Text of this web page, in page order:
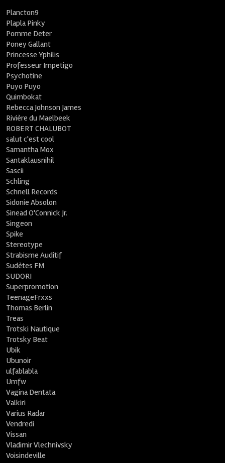
Plancton9
Plapla Pinky
Pomme Deter
Poney Gallant
Princesse Yphilis
Professeur Impetigo
Psychotine
Puyo Puyo
Quimbokat
Rebecca Johnson James
Rivière du Maelbeek
ROBERT CHALUBOT
salut c'est cool
Samantha Mox
Santaklausnihil
Sascii
Schling
Schnell Records
Sidonie Absolon
Sinead O'Connick Jr.
Singeon
Spike
Stereotype
Strabisme Auditif
Sudètes FM
SUDORI
Superpromotion
TeenageFrxxs
Thomas Berlin
Treas
Trotski Nautique
Trotsky Beat
Ubik
Ubunoir
ulfablabla
Umfw
Vagina Dentata
Valkiri
Varius Radar
Vendredi
Vissan
Vladimir Vlechnivsky
Voisindeville